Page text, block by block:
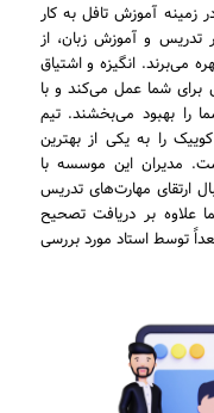
زمینه آموزش تافل به کار
تدریس و آموزش زبان، از
می‌برند. انگیزه و اشتیاق
برای شما عمل می‌کند و با
شما را بهبود می‌بخشند. تیم
را به یکی از بهترین
مدیران این موسسه با
ارتقای مهارت‌های تدریس
علاوه بر دریافت تصحیح
توسط استاد مورد بررسی